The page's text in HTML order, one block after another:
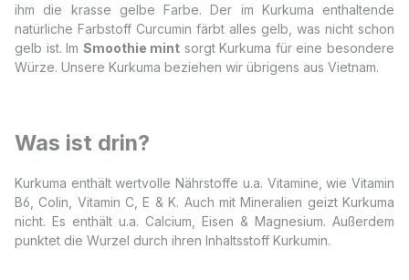
ihm die krasse gelbe Farbe. Der im Kurkuma enthaltende
natürliche Farbstoff Curcumin färbt alles gelb, was nicht schon
gelb ist. Im Smoothie mint sorgt Kurkuma für eine besondere
Würze. Unsere Kurkuma beziehen wir übrigens aus Vietnam.
Was ist drin?
Kurkuma enthält wertvolle Nährstoffe u.a. Vitamine, wie Vitamin
B6, Colin, Vitamin C, E & K. Auch mit Mineralien geizt Kurkuma
nicht. Es enthält u.a. Calcium, Eisen & Magnesium. Außerdem
punktet die Wurzel durch ihren Inhaltsstoff Kurkumin.